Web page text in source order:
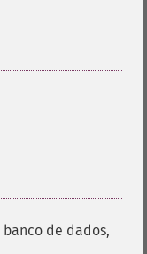
de dados,